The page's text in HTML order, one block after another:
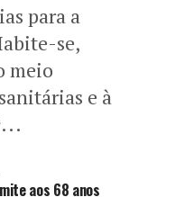
para a
se,
meio
e à
aos 68 anos